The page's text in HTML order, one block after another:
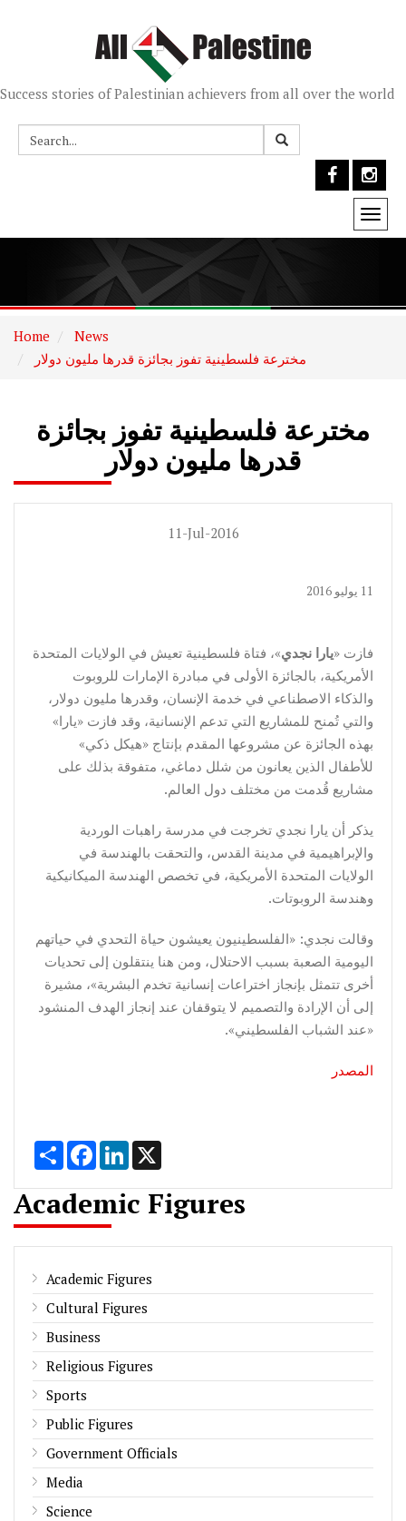
Success stories of Palestinian achievers from all over the world
Home
News
مخترعة فلسطينية تفوز بجائزة قدرها مليون دولار
مخترعة فلسطينية تفوز بجائزة
قدرها مليون دولار
11-Jul-2016
11 يوليو 2016
فازت «يارا نجدي»، فتاة فلسطينية تعيش في الولايات المتحدة
الأمريكية، بالجائزة الأولى في مبادرة الإمارات للروبوت
والذكاء الاصطناعي في خدمة الإنسان، وقدرها مليون دولار،
والتي تُمنح للمشاريع التي تدعم الإنسانية، وقد فازت «يارا»
بهذه الجائزة عن مشروعها المقدم بإنتاج «هيكل ذكي»
للأطفال الذين يعانون من شلل دماغي، متفوقة بذلك على
مشاريع قُدمت من مختلف دول العالم.
يذكر أن يارا نجدي تخرجت في مدرسة راهبات الوردية
والإبراهيمية في مدينة القدس، والتحقت بالهندسة في
الولايات المتحدة الأمريكية، في تخصص الهندسة الميكانيكية
وهندسة الروبوتات.
وقالت نجدي: «الفلسطينيون يعيشون حياة التحدي في حياتهم
اليومية الصعبة بسبب الاحتلال، ومن هنا ينتقلون إلى تحديات
أخرى تتمثل بإنجاز اختراعات إنسانية تخدم البشرية»، مشيرة
إلى أن الإرادة والتصميم لا يتوقفان عند إنجاز الهدف المنشود
«عند الشباب الفلسطيني».
المصدر
Share FacebookLinkedIn
Academic Figures
Academic Figures
Cultural Figures
Business
Religious Figures
Sports
Public Figures
Government Officials
Media
Science